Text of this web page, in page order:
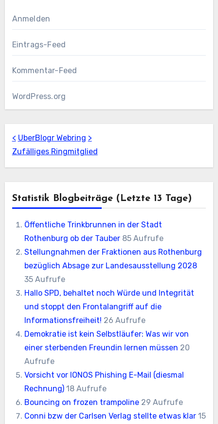
Anmelden
Eintrags-Feed
Kommentar-Feed
WordPress.org
< UberBlogr Webring >
Zufälliges Ringmitglied
Statistik Blogbeiträge (letzte 13 Tage)
Öffentliche Trinkbrunnen in der Stadt
Rothenburg ob der Tauber 85 Aufrufe
Stellungnahmen der Fraktionen aus Rothenburg
bezüglich Absage zur Landesausstellung 2028
35 Aufrufe
Hallo SPD, behaltet noch Würde und Integrität
und stoppt den Frontalangriff auf die
Informationsfreiheit! 26 Aufrufe
Demokratie ist kein Selbstläufer: Was wir von
einer sterbenden Freundin lernen müssen 20
Aufrufe
Vorsicht vor IONOS Phishing E-Mail (diesmal
Rechnung) 18 Aufrufe
Bouncing on frozen trampoline 29 Aufrufe
Conni bzw der Carlsen Verlag stellte etwas klar 15